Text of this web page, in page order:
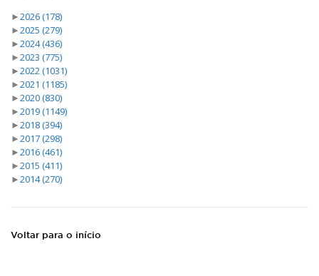
►2026(178)
►2025 (279)
►2024(436)
►2023 (775)
►2022(1031)
►2021 (1185)
►2020(830)
►2019(1149)
►2018(394)
►2017(298)
►2016(461)
►2015 (411)
►2014(270)
Voltar para o início